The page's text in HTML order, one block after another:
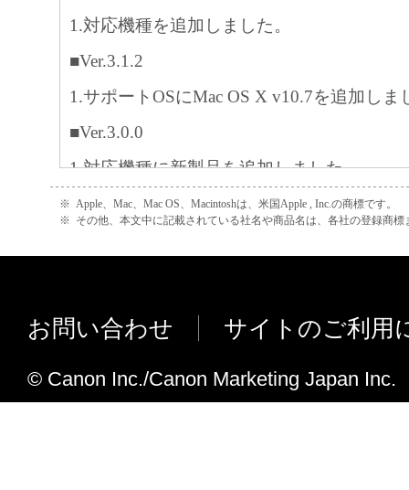
1.対応機種を追加しました。
■Ver.3.1.2
1.サポートOSにMac OS X v10.7を追加しま
■Ver.3.0.0
1.対応機種に新製品を追加しました。
※ Apple、Mac、Mac OS、Macintoshは、米国Apple , Inc.の商標です。
※ その他、本文中に記載されている社名や商品名は、各社の登録商標
お問い合わせ サイトのご利用
© Canon Inc./Canon Marketing Japan Inc.